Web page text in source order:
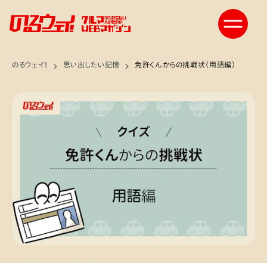
のるウェイ！ 思い出したい記憶 免許くんからの挑戦状（用語編）